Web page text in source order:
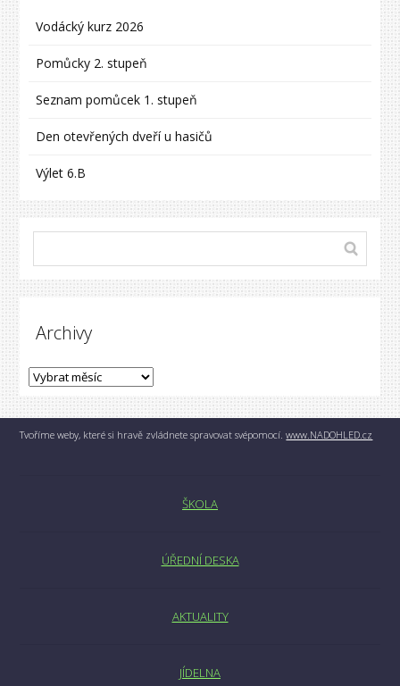
Vodácký kurz 2026
Pomůcky 2. stupeň
Seznam pomůcek 1. stupeň
Den otevřených dveří u hasičů
Výlet 6.B
Archivy
Tvoříme weby, které si hravě zvládnete spravovat svépomocí.www.NADOHLED.cz
ŠKOLA
ÚŘEDNÍ DESKA
AKTUALITY
JÍDELNA